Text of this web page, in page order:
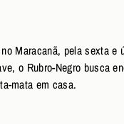
Maracanã, pela sexta e
o Rubro-Negro busca
mata em casa.